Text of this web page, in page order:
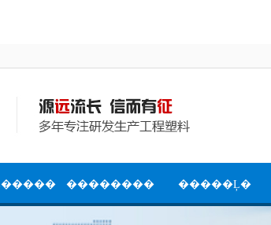
�������� �����Ļ�